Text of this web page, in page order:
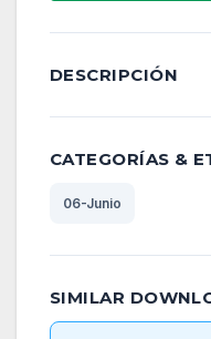
DESCRIPCIÓN
CATEGORÍAS &
06-Junio
SIMILAR